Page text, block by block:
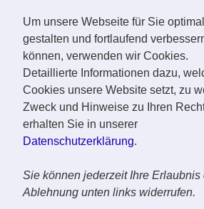
Um unsere Webseite für Sie
gestalten und fortlaufend
können, verwenden wir Cookies.
Detaillierte Informationen dazu,
Cookies unsere Website setzt, zu
Zweck und Hinweise zu Ihren
erhalten Sie in unserer
Datenschutzerklärung.
Sie können jederzeit Ihre Erlaubnis
Ablehnung unten links widerrufen.
BIC: PKHDE2HXXX
Girgensohn-Aderkas-Fonds
IBAN: DE75 7016 6486 0000 1297 71
BIC: GENODEF1QHC
Copyright © Deutsch-Baltischer